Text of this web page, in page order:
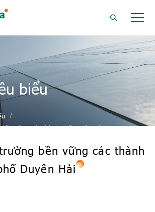
biểu
vững các thành phố Duyên Hải
bền vững các thành
Duyên Hải